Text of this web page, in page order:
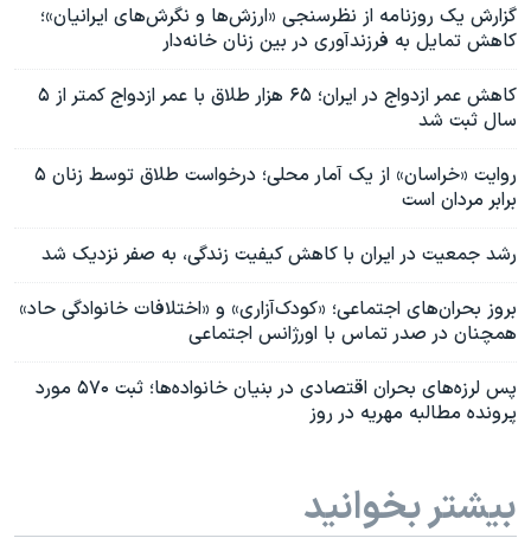
گزارش یک روزنامه از نظرسنجی «ارزش‌ها و نگرش‌های ایرانیان»؛
کاهش تمایل به فرزندآوری در بین زنان خانه‌دار
کاهش عمر ازدواج در ایران؛ ۶۵ هزار طلاق‌ با عمر ازدواج کمتر از ۵
سال ثبت شد
روایت «خراسان» از یک آمار محلی؛ درخواست طلاق توسط زنان ۵
برابر مردان است
رشد جمعیت در ایران با کاهش کیفیت زندگی، به صفر نزدیک شد
بروز بحران‌های اجتماعی؛ «کودک‌آزاری» و «اختلافات خانوادگی حاد»
همچنان در صدر تماس با اورژانس اجتماعی
پس لرزه‌های بحران اقتصادی در بنیان خانواده‌ها؛ ثبت ۵۷۰ مورد
پرونده مطالبه مهریه در روز
بیشتر بخوانید